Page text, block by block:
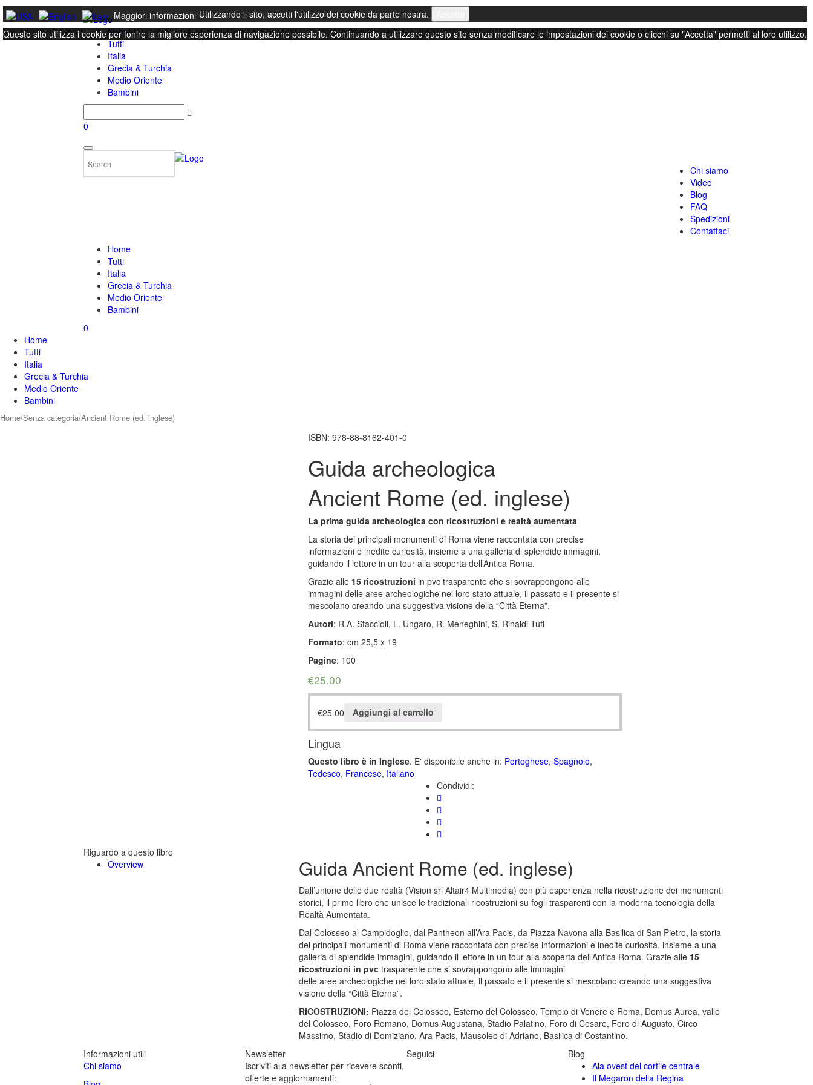
Home
Tutti
Italia
Grecia & Turchia
Medio Oriente
Bambini
0
Chi siamo
Video
Blog
FAQ
Spedizioni
Contattaci
Home
Tutti
Italia
Grecia & Turchia
Medio Oriente
Bambini
0
Home
Tutti
Italia
Grecia & Turchia
Medio Oriente
Bambini
Home/Senza categoria/Ancient Rome (ed. inglese)
ISBN: 978-88-8162-401-0
Guida archeologica
Ancient Rome (ed. inglese)
La prima guida archeologica con ricostruzioni e realtà aumentata
La storia dei principali monumenti di Roma viene raccontata con precise
informazioni e inedite curiosità, insieme a una galleria di splendide immagini,
guidando il lettore in un tour alla scoperta dell’Antica Roma.
Grazie alle 15 ricostruzioni in pvc trasparente che si sovrappongono alle
immagini delle aree archeologiche nel loro stato attuale, il passato e il presente si
mescolano creando una suggestiva visione della “Città Eterna”.
Autori: R.A. Staccioli, L. Ungaro, R. Meneghini, S. Rinaldi Tufi
Formato: cm 25,5 x 19
Pagine: 100
€25.00
€25.00 Aggiungi al carrello
Lingua
Questo libro è in Inglese. E' disponibile anche in: Portoghese, Spagnolo,
Tedesco, Francese, Italiano
Condividi:
Riguardo a questo libro
Overview
Guida Ancient Rome (ed. inglese)
Dall’unione delle due realtà (Vision srl Altair4 Multimedia) con più esperienza nella ricostruzione dei monumenti
storici, il primo libro che unisce le tradizionali ricostruzioni su fogli trasparenti con la moderna tecnologia della
Realtà Aumentata.
Dal Colosseo al Campidoglio, dal Pantheon all’Ara Pacis, da Piazza Navona alla Basilica di San Pietro, la storia
dei principali monumenti di Roma viene raccontata con precise informazioni e inedite curiosità, insieme a una
galleria di splendide immagini, guidando il lettore in un tour alla scoperta dell’Antica Roma. Grazie alle 15
ricostruzioni in pvc trasparente che si sovrappongono alle immagini
delle aree archeologiche nel loro stato attuale, il passato e il presente si mescolano creando una suggestiva
visione della “Città Eterna”.
RICOSTRUZIONI: Piazza del Colosseo, Esterno del Colosseo, Tempio di Venere e Roma, Domus Aurea, valle
del Colosseo, Foro Romano, Domus Augustana, Stadio Palatino, Foro di Cesare, Foro di Augusto, Circo
Massimo, Stadio di Domiziano, Ara Pacis, Mausoleo di Adriano, Basilica di Costantino.
Informazioni utili
Chi siamo
Newsletter
Iscriviti alla newsletter per ricevere sconti,
offerte e aggiornamenti:
Seguici
Blog
Ala ovest del cortile centrale
Il Megaron della Regina
Utilizzando il sito, accetti l'utilizzo dei cookie da parte nostra.
Maggiori informazioni
Questo sito utilizza i cookie per fonire la migliore esperienza di navigazione possibile. Continuando a utilizzare questo sito senza modificare le impostazioni dei cookie o clicchi su "Accetta" permetti al loro utilizzo.